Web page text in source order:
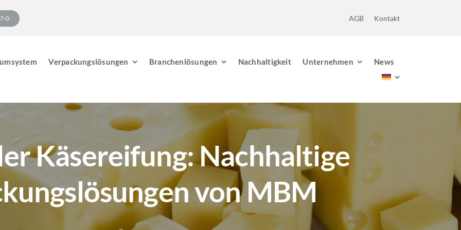
0 AGB Kontakt
Verpackungslösungen Branchenlösungen Nachhaltigkeit Unternehmen News
Käsereifung: Nachhaltige
von MBM